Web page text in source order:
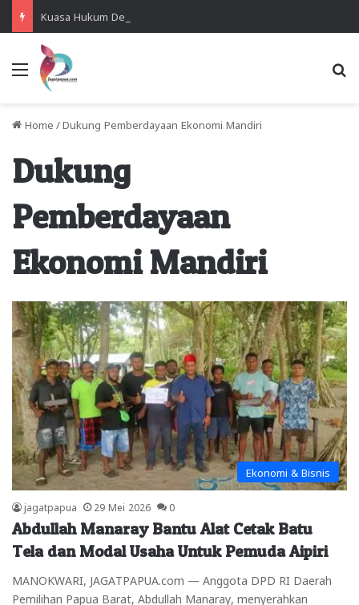
Menu
Home / Dukung Pemberdayaan Ekonomi Mandiri
Dukung
Pemberdayaan
Ekonomi Mandiri
Ekonomi & Bisnis
jagatpapua 29 Mei 2026 0
Abdullah Manaray Bantu Alat Cetak Batu
Tela dan Modal Usaha Untuk Pemuda Aipiri
MANOKWARI, JAGATPAPUA.com — Anggota DPD RI Daerah
Pemilihan Papua Barat, Abdullah Manaray, menyerahkan